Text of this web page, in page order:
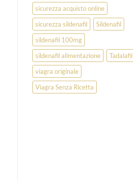
sicurezza acquisto online
sicurezza sildenafil
Sildenafil
sildenafil 100mg
sildenafil alimentazione
Tadalafil
viagra originale
Viagra Senza Ricetta